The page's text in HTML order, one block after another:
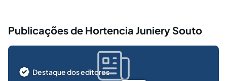
Publicações de Hortencia Juniery Souto
Destaque dos editores